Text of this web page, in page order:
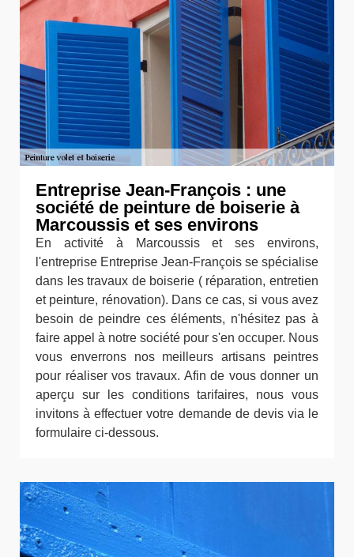
Entreprise Jean-François : une
société de peinture de boiserie à
Marcoussis et ses environs
En activité à Marcoussis et ses environs,
l'entreprise Entreprise Jean-François se spécialise
dans les travaux de boiserie ( réparation, entretien
et peinture, rénovation). Dans ce cas, si vous avez
besoin de peindre ces éléments, n'hésitez pas à
faire appel à notre société pour s'en occuper. Nous
vous enverrons nos meilleurs artisans peintres
pour réaliser vos travaux. Afin de vous donner un
aperçu sur les conditions tarifaires, nous vous
invitons à effectuer votre demande de devis via le
formulaire ci-dessous.